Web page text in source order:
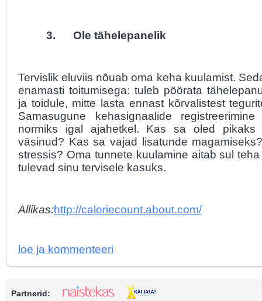
3. Ole tähelepanelik
Tervislik eluviis nõuab oma keha kuulamist.
enamasti toitumisega: tuleb pöörata
ja toidule, mitte lasta ennast kõrvalistest
Samasugune kehasignaalide
normiks igal ajahetkel. Kas sa oled pikaks
väsinud? Kas sa vajad lisatunde
stressis? Oma tunnete kuulamine aitab sul
tulevad sinu tervisele kasuks.
Allikas:http://caloriecount.about.com/
loe ja kommenteeri
Partnerid: